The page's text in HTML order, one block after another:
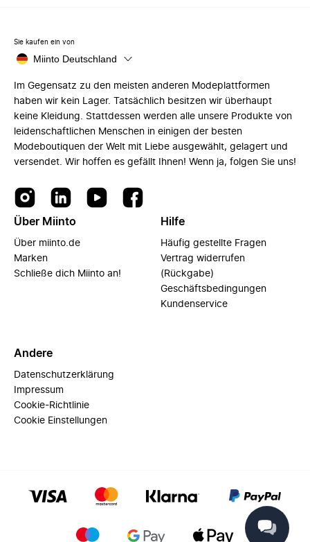
Sie kaufen ein von
Miinto Deutschland
Im Gegensatz zu den meisten anderen Modeplattformen
haben wir kein Lager. Tatsächlich besitzen wir überhaupt
keine Kleidung. Stattdessen werden alle unsere Produkte von
leidenschaftlichen Menschen in einigen der besten
Modeboutiquen der Welt mit Liebe ausgewählt, gelagert und
versendet. Wir hoffen es gefällt Ihnen! Wenn ja, folgen Sie uns!
Über Miinto
Über miinto.de
Marken
Schließe dich Miinto an!
Hilfe
Häufig gestellte Fragen
Vertrag widerrufen
(Rückgabe)
Geschäftsbedingungen
Kundenservice
Andere
Datenschutzerklärung
Impressum
Cookie-Richtlinie
Cookie Einstellungen